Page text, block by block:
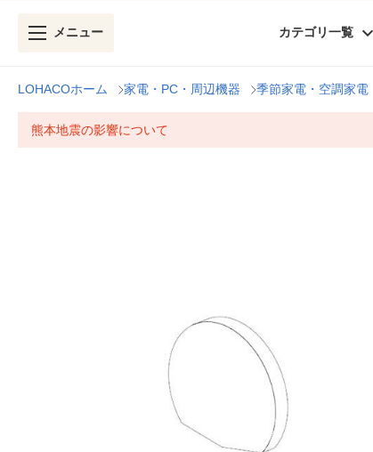
メニュー カテゴリ一覧
LOHACOホーム 家電・PC・周辺機器 季節家電・空調家電
熊本地震の影響について